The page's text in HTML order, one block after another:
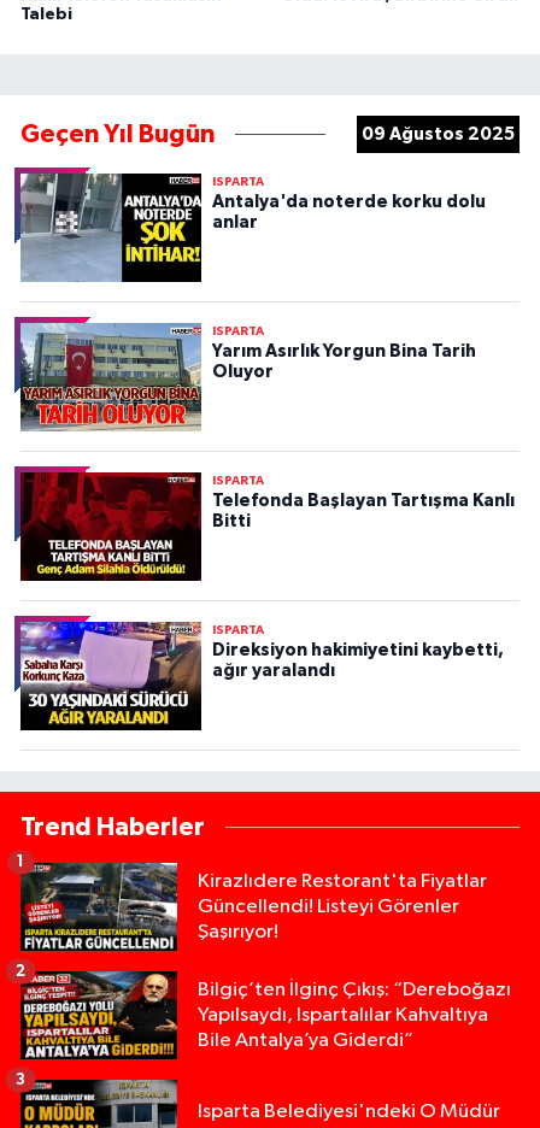
Talebi
Geçen Yıl Bugün 09 Ağustos 2025
ISPARTA
Antalya'da noterde korku dolu
anlar
ISPARTA
Yarım Asırlık Yorgun Bina Tarih
Oluyor
ISPARTA
Telefonda Başlayan Tartışma Kanlı
Bitti
ISPARTA
Direksiyon hakimiyetini kaybetti,
ağır yaralandı
Trend Haberler
Kirazlıdere Restorant'ta Fiyatlar
Güncellendi! Listeyi Görenler
Şaşırıyor!
1
Bilgiç’ten İlginç Çıkış: “Dereboğazı
Yapılsaydı, Ispartalılar Kahvaltıya
Bile Antalya’ya Giderdi”
2
Isparta Belediyesi'ndeki O Müdür
3